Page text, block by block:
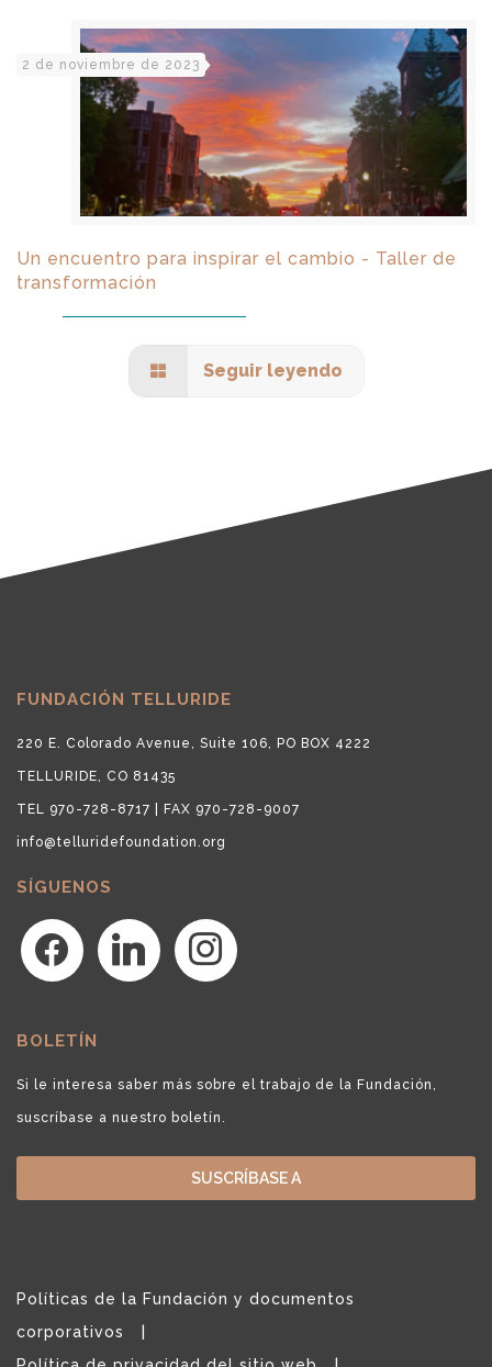
2 de noviembre de 2023
Un encuentro para inspirar el cambio - Taller de
transformación
Seguir leyendo
FUNDACIÓN TELLURIDE
220 E. Colorado Avenue, Suite 106, PO BOX 4222
TELLURIDE, CO 81435
TEL 970-728-8717 | FAX 970-728-9007
info@telluridefoundation.org
SÍGUENOS
facebook linkedin instagram
BOLETÍN
Si le interesa saber más sobre el trabajo de la Fundación,
suscríbase a nuestro boletín.
SUSCRÍBASE A
Políticas de la Fundación y documentos
corporativos